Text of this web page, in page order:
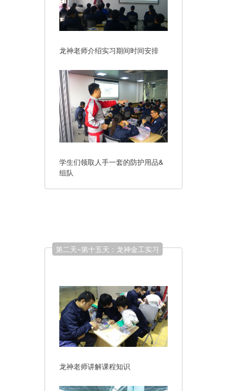
龙神老师介绍实习期间时间安排
学生们领取人手一套的防护用品&
组队
第二天~第十五天：龙神金工实习
龙神老师讲解课程知识